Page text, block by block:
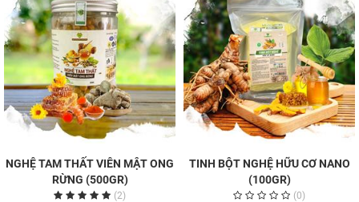
NGHỆ TAM THẤT VIÊN MẬT ONG
RỪNG (500GR)
(2)
TINH BỘT NGHỆ HỮU CƠ NANO
(100GR)
(0)